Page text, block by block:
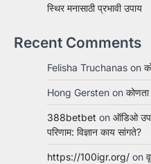
स्थिर मनासाठी प्रभावी उपाय
Recent Comments
Felisha Truchanas on
Hong Gersten on कोणता
388betbet on ऑडिओ
परिणाम: विज्ञान काय सांगते?
https://100igr.org/ on